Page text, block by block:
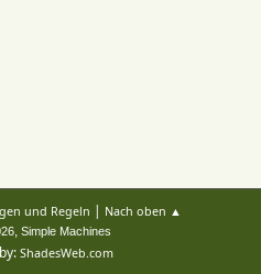
und Regeln | Nach oben ▲
, Simple Machines
ShadesWeb.com